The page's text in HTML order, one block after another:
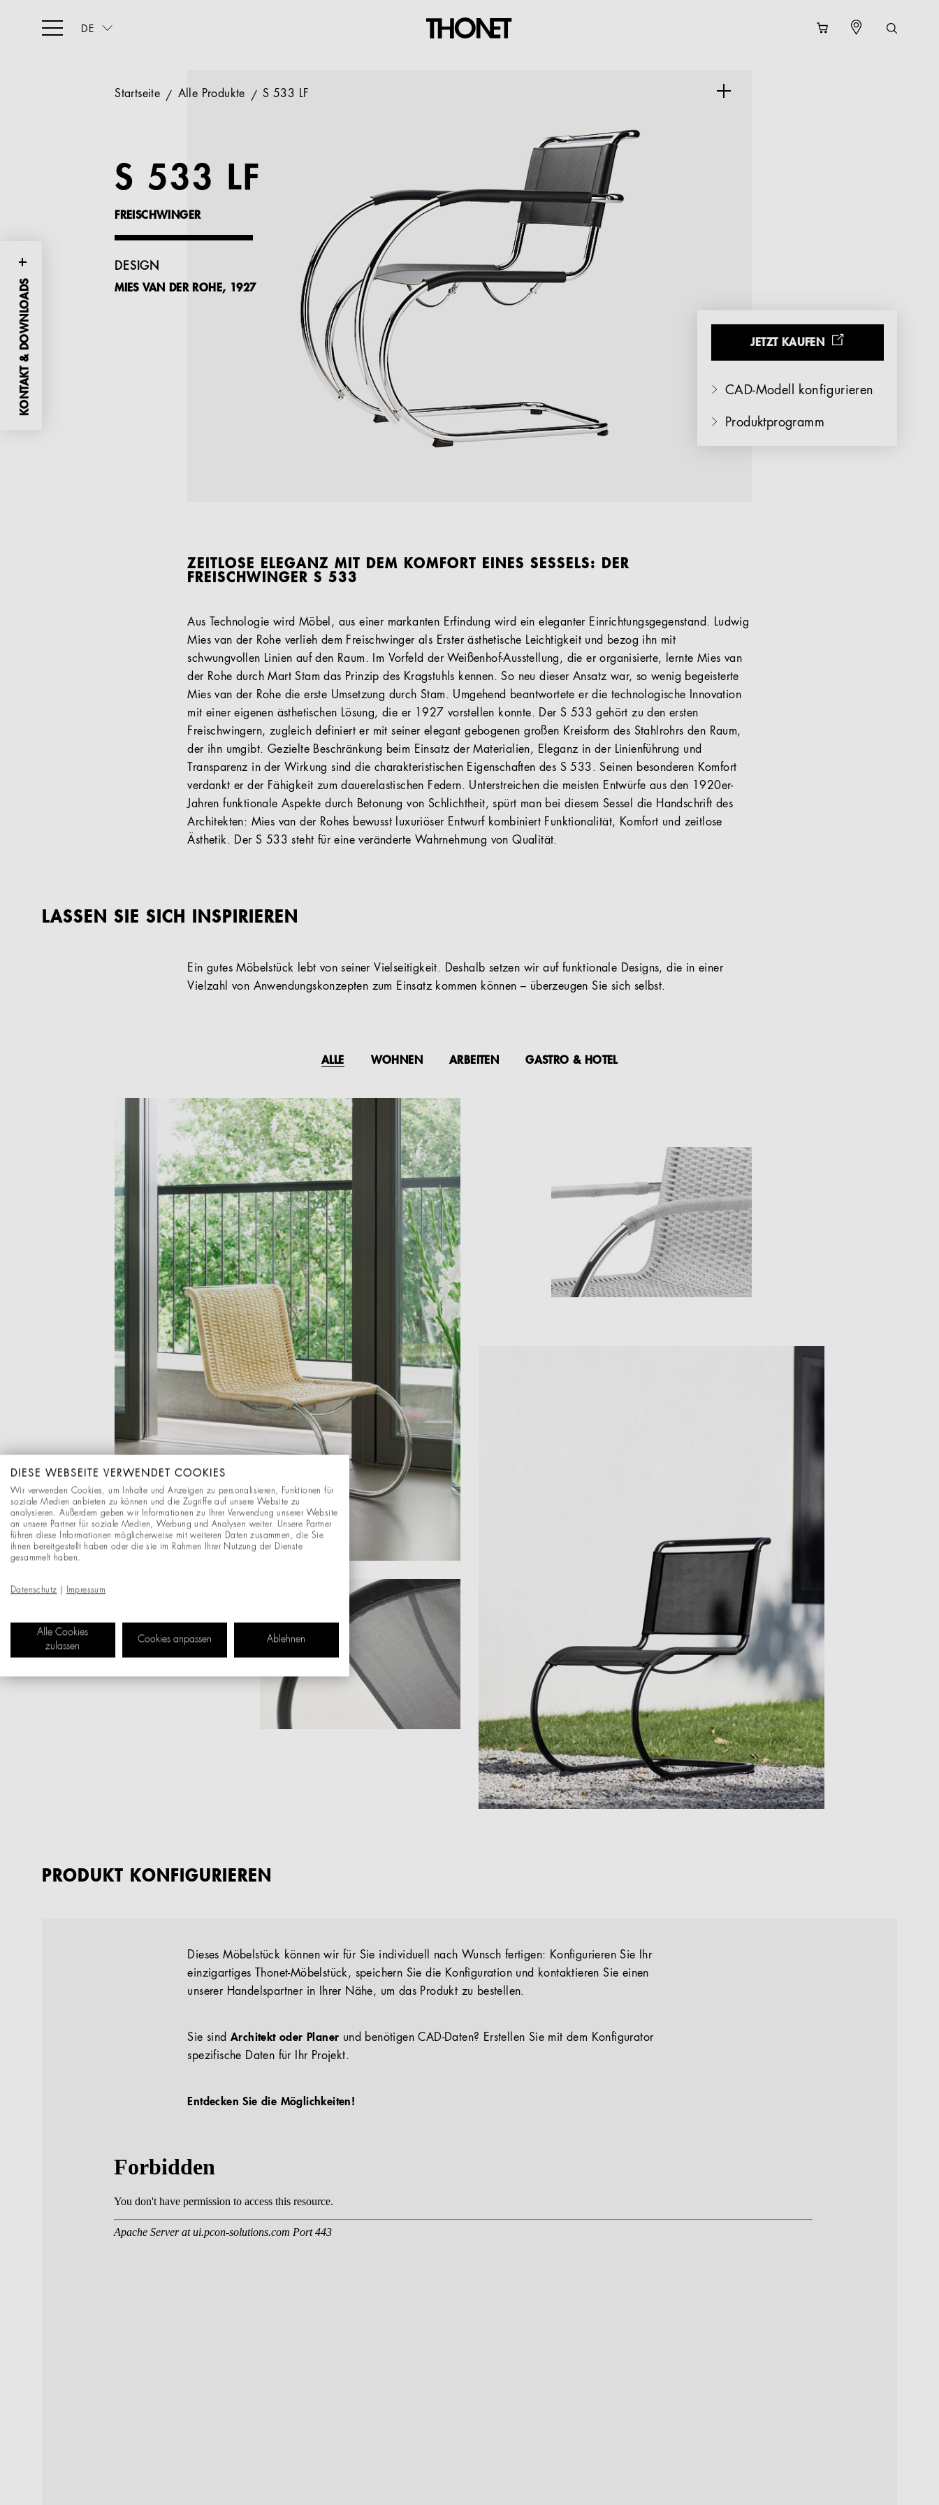
DE
KONTAKT & DOWNLOADS
Startseite Alle Produkte S 533 LF
S 533 LF
FREISCHWINGER
DESIGN
MIES VAN DER ROHE, 1927
JETZT KAUFEN
CAD-Modell konfigurieren
Produktprogramm
ZEITLOSE ELEGANZ MIT DEM KOMFORT EINES SESSELS: DER
FREISCHWINGER S 533
Aus Technologie wird Möbel, aus einer markanten Erfindung wird ein eleganter Einrichtungsgegenstand. Ludwig
Mies van der Rohe verlieh dem Freischwinger als Erster ästhetische Leichtigkeit und bezog ihn mit
schwungvollen Linien auf den Raum. Im Vorfeld der Weißenhof-Ausstellung, die er organisierte, lernte Mies van
der Rohe durch Mart Stam das Prinzip des Kragstuhls kennen. So neu dieser Ansatz war, so wenig begeisterte
Mies van der Rohe die erste Umsetzung durch Stam. Umgehend beantwortete er die technologische Innovation
mit einer eigenen ästhetischen Lösung, die er 1927 vorstellen konnte. Der S 533 gehört zu den ersten
Freischwingern, zugleich definiert er mit seiner elegant gebogenen großen Kreisform des Stahlrohrs den Raum,
der ihn umgibt. Gezielte Beschränkung beim Einsatz der Materialien, Eleganz in der Linienführung und
Transparenz in der Wirkung sind die charakteristischen Eigenschaften des S 533. Seinen besonderen Komfort
verdankt er der Fähigkeit zum dauerelastischen Federn. Unterstreichen die meisten Entwürfe aus den 1920er-
Jahren funktionale Aspekte durch Betonung von Schlichtheit, spürt man bei diesem Sessel die Handschrift des
Architekten: Mies van der Rohes bewusst luxuriöser Entwurf kombiniert Funktionalität, Komfort und zeitlose
Ästhetik. Der S 533 steht für eine veränderte Wahrnehmung von Qualität.
LASSEN SIE SICH INSPIRIEREN
Ein gutes Möbelstück lebt von seiner Vielseitigkeit. Deshalb setzen wir auf funktionale Designs, die in einer
Vielzahl von Anwendungskonzepten zum Einsatz kommen können – überzeugen Sie sich selbst.
ALLE WOHNEN ARBEITEN GASTRO & HOTEL
PRODUKT KONFIGURIEREN
Dieses Möbelstück können wir für Sie individuell nach Wunsch fertigen: Konfigurieren Sie Ihr
einzigartiges Thonet-Möbelstück, speichern Sie die Konfiguration und kontaktieren Sie einen
unserer Handelspartner in Ihrer Nähe, um das Produkt zu bestellen.
Sie sind Architekt oder Planer und benötigen CAD-Daten? Erstellen Sie mit dem Konfigurator
spezifische Daten für Ihr Projekt.
Entdecken Sie die Möglichkeiten!
DIESE WEBSEITE VERWENDET COOKIES
Wir verwenden Cookies, um Inhalte und Anzeigen zu personalisieren, Funktionen für
soziale Medien anbieten zu können und die Zugriffe auf unsere Website zu
analysieren. Außerdem geben wir Informationen zu Ihrer Verwendung unserer Website
an unsere Partner für soziale Medien, Werbung und Analysen weiter. Unsere Partner
führen diese Informationen möglicherweise mit weiteren Daten zusammen, die Sie
ihnen bereitgestellt haben oder die sie im Rahmen Ihrer Nutzung der Dienste
gesammelt haben.
Datenschutz Impressum
Alle Cookies
zulassen
Cookies anpassen Ablehnen